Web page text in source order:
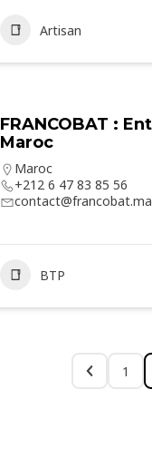
Artisan
FRANCOBAT :
Maroc
Maroc
+212 6 47 83 85 56
contact@francobat.ma
BTP
1